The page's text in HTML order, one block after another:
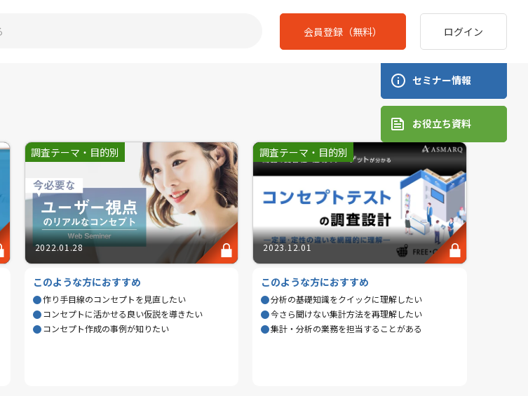
会員登録（無料） ログイン
調査テーマ・目的別
2022.01.28
このような方におすすめ
作り手目線のコンセプトを見直したい
コンセプトに活かせる良い仮説を導きたい
コンセプト作成の事例が知りたい
調査テーマ・目的別
2023.12.01
このような方におすすめ
分析の基礎知識をクイックに理解したい
今さら聞けない集計方法を再理解したい
集計・分析の業務を担当することがある
セミナー情報
お役立ち資料